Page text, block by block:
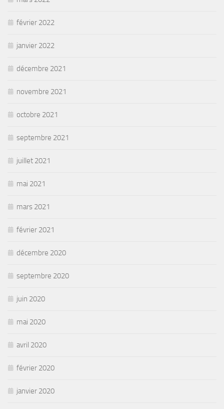
février 2022
janvier 2022
décembre 2021
novembre 2021
octobre 2021
septembre 2021
juillet 2021
mai 2021
mars 2021
février 2021
décembre 2020
septembre 2020
juin 2020
mai 2020
avril 2020
février 2020
janvier 2020